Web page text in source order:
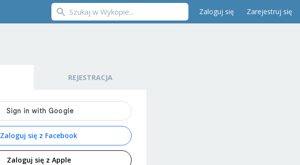
Zaloguj się Zarejestruj się
REJESTRACJA
Zaloguj się z Facebook
Zaloguj się z Apple